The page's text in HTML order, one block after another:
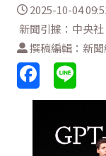
2025-10-04
新聞引據：中央社
撰稿編輯：新